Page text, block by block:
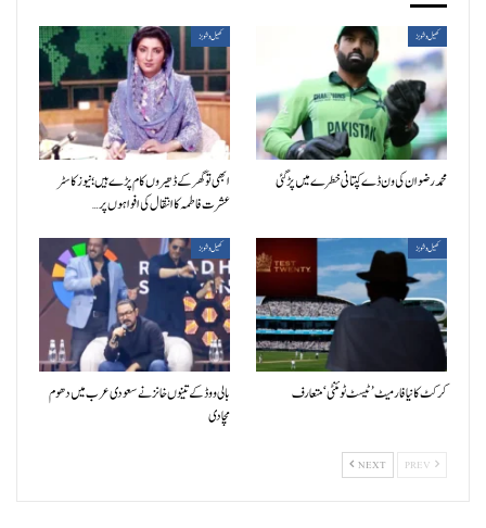
کھیل و شوبز
محمد رضوان کی ون ڈے کپتانی خطرے میں پڑ گئی
کھیل و شوبز
ابھی تو گھر کے ڈھیروں کام پڑے ہیں؛ نیوز کاسٹر
عشرت فاطمہ کا انتقال کی افواہوں پر…
کھیل و شوبز
کرکٹ کا نیا فارمیٹ ’ٹیسٹ ٹوئنٹی‘ متعارف
کھیل و شوبز
بالی ووڈ کے تینوں خانز نے سعودی عرب میں دھوم
مچادی
NEXT